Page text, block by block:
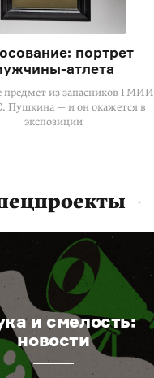
портрет
атлета
предмет из запасников ГМИИ
Пушкина — и он окажется в
экспозиции
и смелость:
новости